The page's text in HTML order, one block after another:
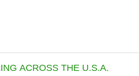
ACROSS THE U.S.A.